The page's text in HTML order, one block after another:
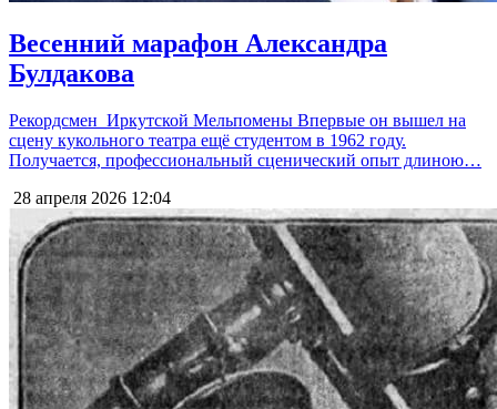
Весенний марафон Александра
Булдакова
Рекордсмен Иркутской Мельпомены Впервые он вышел на
сцену кукольного театра ещё студентом в 1962 году.
Получается, профессиональный сценический опыт длиною…
28 апреля 2026 12:04